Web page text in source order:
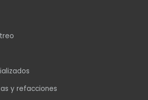
y refacciones